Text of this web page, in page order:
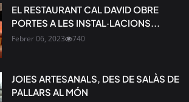
EL RESTAURANT CAL DAVID OBRE
PORTES A LES INSTAL·LACIONS...
Febrer 06, 2023 740
JOIES ARTESANALS, DES DE SALÀS DE
PALLARS AL MÓN